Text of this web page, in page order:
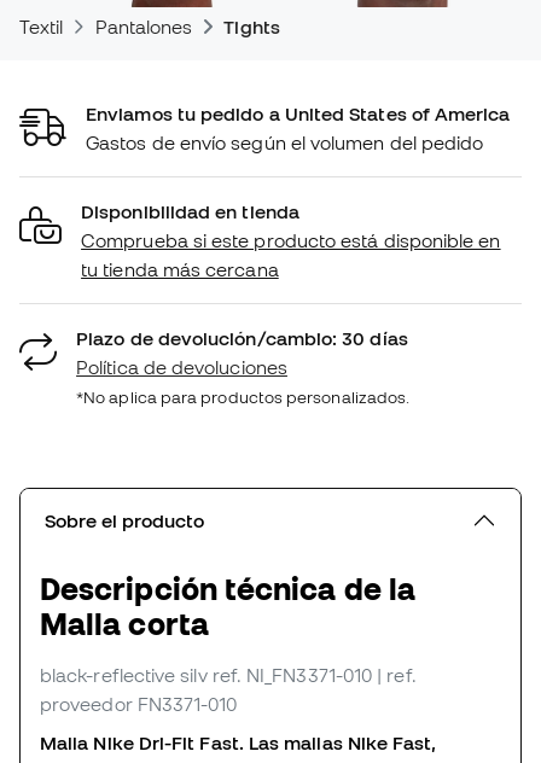
Textil Pantalones Tights
Enviamos tu pedido a United States of America
Gastos de envío según el volumen del pedido
Disponibilidad en tienda
Comprueba si este producto está disponible en
tu tienda más cercana
Plazo de devolución/cambio: 30 días
Política de devoluciones
*No aplica para productos personalizados.
Sobre el producto
Descripción técnica de la
Malla corta
black-reflective silv ref. NI_FN3371-010 | ref.
proveedor FN3371-010
Malla Nike Dri-Fit Fast. Las mallas Nike Fast,